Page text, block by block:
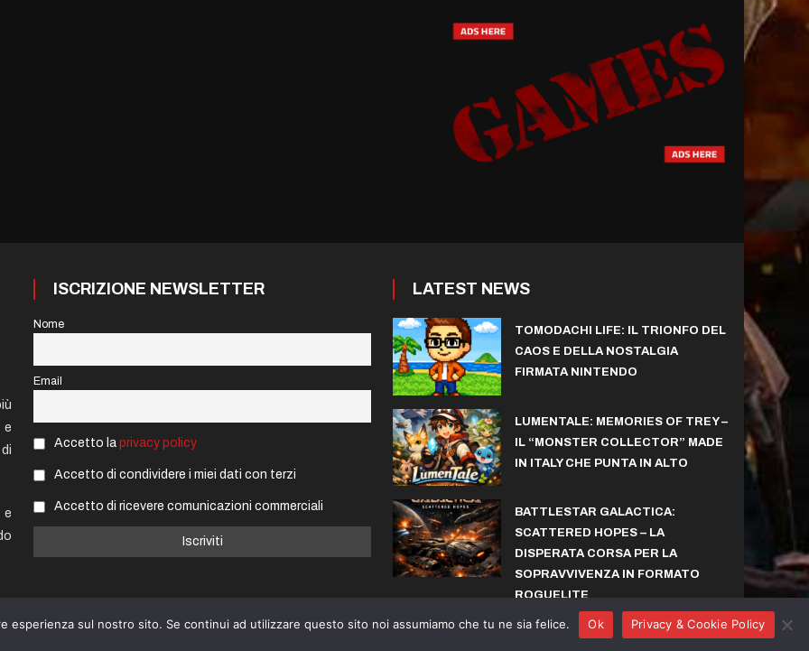
e
ISCRIZIONE NEWSLETTER
Nome
Email
Accetto laprivacy policy
Accetto di condividere i miei dati con terzi
Accetto di ricevere comunicazioni commerciali
LATEST NEWS
TOMODACHI LIFE: IL TRIONFO DEL
CAOS E DELLA NOSTALGIA
FIRMATA NINTENDO
LUMENTALE: MEMORIES OF TREY –
IL “MONSTER COLLECTOR” MADE
IN ITALY CHE PUNTA IN ALTO
BATTLESTAR GALACTICA:
SCATTERED HOPES – LA
DISPERATA CORSA PER LA
SOPRAVVIVENZA IN FORMATO
ROGUELITE
Arcade Collectibles
esperienza sul nostro sito. Se continui ad utilizzare questo sito noi assumiamo che tu ne sia felice. Ok Privacy & Cookie Policy